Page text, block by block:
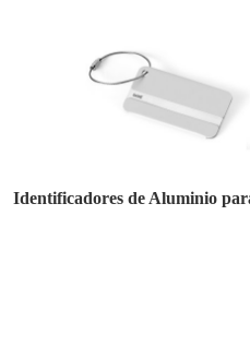
Identificadores de Aluminio